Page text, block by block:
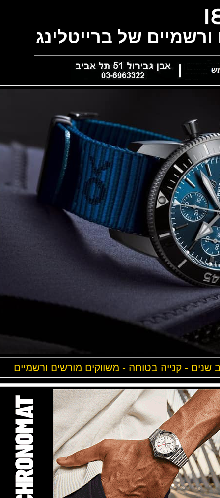
של ברייטלינג
- קנייה בטוחה - משווקים מורשים ורשמיים